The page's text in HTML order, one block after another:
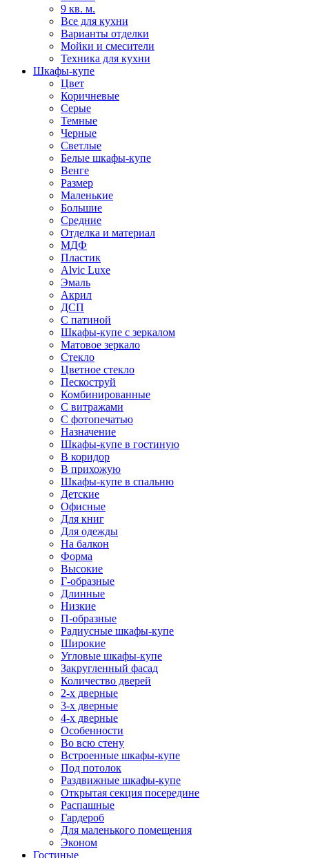
9 кв. м.
Все для кухни
Варианты отделки
Мойки и смесители
Техника для кухни
Шкафы-купе
Цвет
Коричневые
Серые
Темные
Черные
Светлые
Белые шкафы-купе
Венге
Размер
Маленькие
Большие
Средние
Отделка и материал
МДФ
Пластик
Alvic Luxe
Эмаль
Акрил
ДСП
С патиной
Шкафы-купе с зеркалом
Матовое зеркало
Стекло
Цветное стекло
Пескоструй
Комбинированные
С витражами
С фотопечатью
Назначение
Шкафы-купе в гостиную
В коридор
В прихожую
Шкафы-купе в спальню
Детские
Офисные
Для книг
Для одежды
На балкон
Форма
Высокие
Г-образные
Длинные
Низкие
П-образные
Радиусные шкафы-купе
Широкие
Угловые шкафы-купе
Закругленный фасад
Количество дверей
2-х дверные
3-х дверные
4-х дверные
Особенности
Во всю стену
Встроенные шкафы-купе
Под потолок
Раздвижные шкафы-купе
Открытая секция посередине
Распашные
Гардероб
Для маленького помещения
Эконом
Гостиные